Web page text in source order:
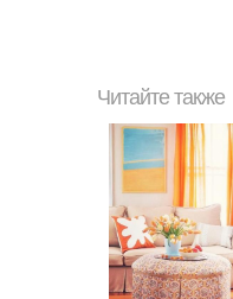
Читайте также